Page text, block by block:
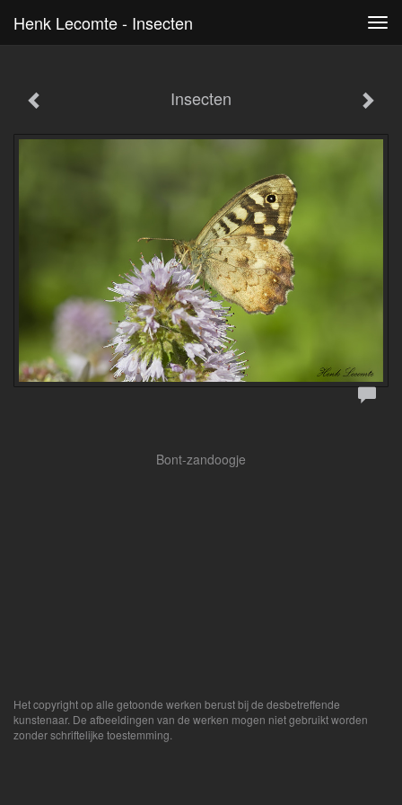
Henk Lecomte - Insecten
Insecten
Bont-zandoogje
Het copyright op alle getoonde werken berust bij de desbetreffende
kunstenaar. De afbeeldingen van de werken mogen niet gebruikt worden
zonder schriftelijke toestemming.